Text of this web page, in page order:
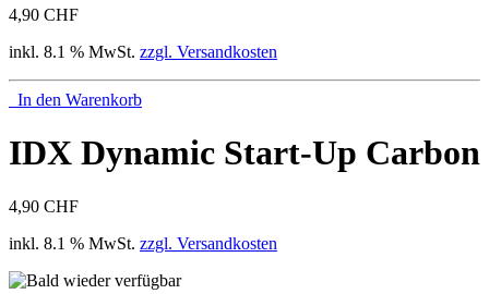
4,90 CHF
inkl. 8.1 % MwSt. zzgl. Versandkosten
In den Warenkorb
IDX Dynamic Start-Up Carbon
4,90 CHF
inkl. 8.1 % MwSt. zzgl. Versandkosten